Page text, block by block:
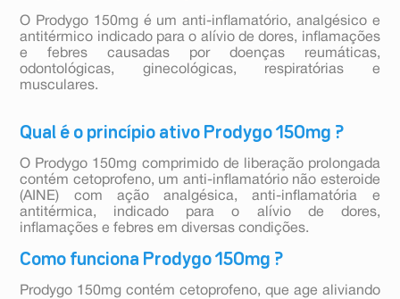
O Prodygo 150mg é um anti-inflamatório, analgésico e
antitérmico indicado para o alívio de dores, inflamações
e febres causadas por doenças reumáticas,
odontológicas, ginecológicas, respiratórias e
musculares.
Qual é o princípio ativo Prodygo 150mg ?
O Prodygo 150mg comprimido de liberação prolongada
contém cetoprofeno, um anti-inflamatório não esteroide
(AINE) com ação analgésica, anti-inflamatória e
antitérmica, indicado para o alívio de dores,
inflamações e febres em diversas condições.
Como funciona Prodygo 150mg ?
Prodygo 150mg contém cetoprofeno, que age aliviando